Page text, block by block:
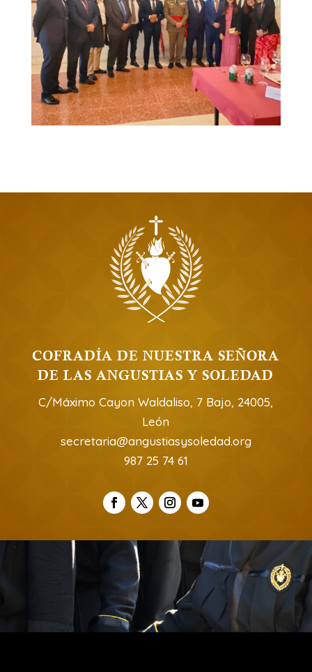
COFRADÍA DE NUESTRA SEÑORA
DE LAS ANGUSTIAS Y SOLEDAD
C/Máximo Cayon Waldaliso, 7 Bajo, 24005,
León
secretaria@angustiasysoledad.org
987 25 74 61